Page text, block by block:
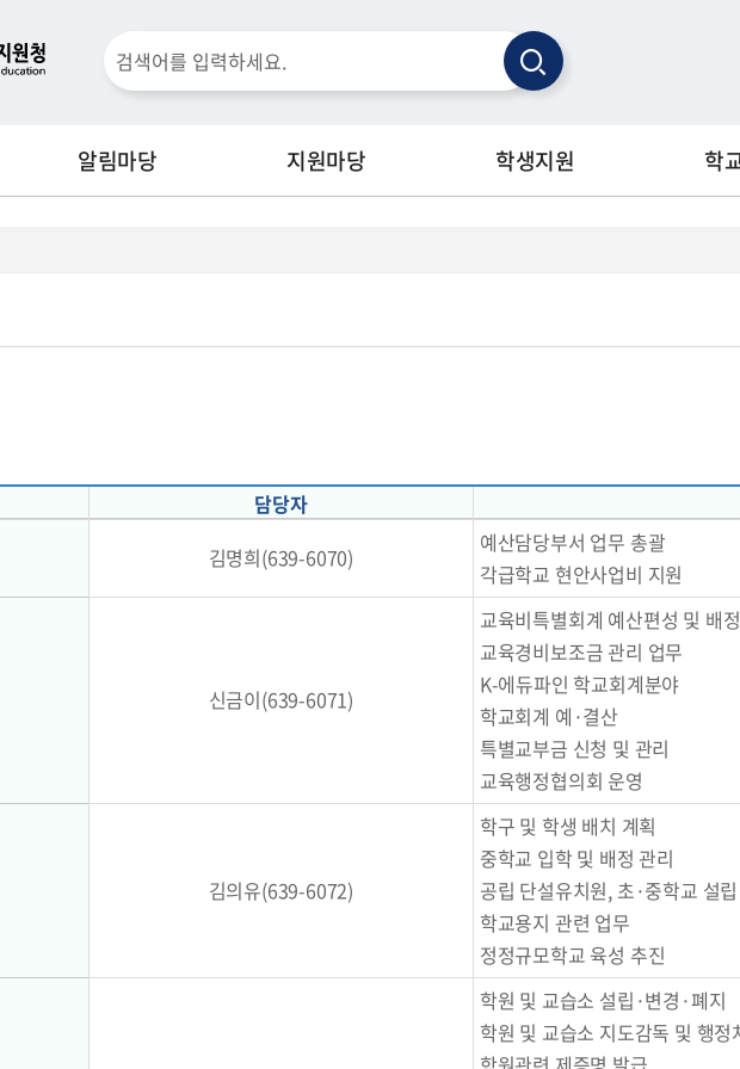
검
창
합
검
색
검
알림마당 지원마당 학생지원 학
담당자
김명희(639-6070)
예산담당부서 업무 총괄
각급학교 현안사업비 지원
신금이(639-6071)
교육비특별회계 예산편성 및 배정
교육경비보조금 관리 업무
K-에듀파인 학교회계분야
학교회계 예·결산
특별교부금 신청 및 관리
교육행정협의회 운영
김의유(639-6072)
학구 및 학생 배치 계획
중학교 입학 및 배정 관리
공립 단설유치원, 초·중학교 설
학교용지 관련 업무
정정규모학교 육성 추진
학원 및 교습소 설립·변경·폐지
학원 및 교습소 지도감독 및 행정